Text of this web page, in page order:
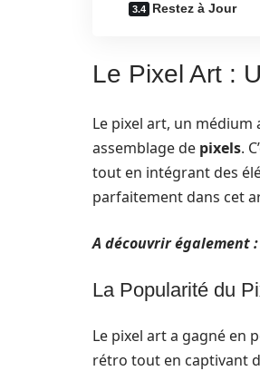
Restez à Jour
Le Pixel Art :
Le pixel art, un
assemblage de pixels.
tout en intégrant des
parfaitement dans cet
A découvrir également :
La Popularité du
Le pixel art a gagné en
rétro tout en captivant